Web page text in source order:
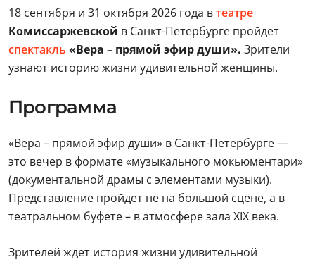
18 сентября и 31 октября 2026 года втеатре
Комиссаржевской в Санкт-Петербурге пройдет
спектакль «Вера – прямой эфир души». Зрители
узнают историю жизни удивительной женщины.
Программа
«Вера – прямой эфир души» в Санкт-Петербурге —
это вечер в формате «музыкального мокьюментари»
(документальной драмы с элементами музыки).
Представление пройдет не на большой сцене, а в
театральном буфете – в атмосфере зала XIX века.
Зрителей ждет история жизни удивительной